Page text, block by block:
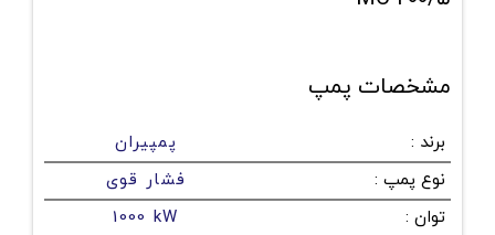
مشخصات پمپ
برند :
پمپیران
نوع پمپ :
فشار قوی
توان :
1000 kW